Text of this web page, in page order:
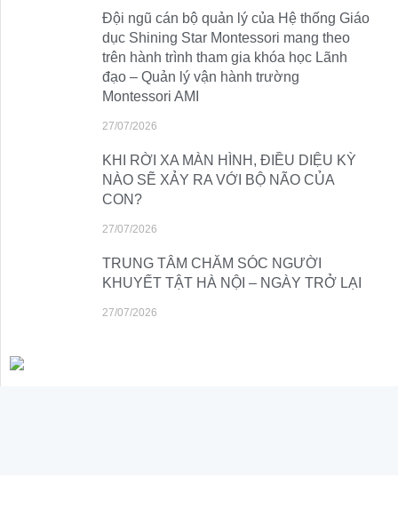
Đội ngũ cán bộ quản lý của Hệ thống Giáo
dục Shining Star Montessori mang theo
trên hành trình tham gia khóa học Lãnh
đạo – Quản lý vận hành trường
Montessori AMI
27/07/2026
KHI RỜI XA MÀN HÌNH, ĐIỀU DIỆU KỲ
NÀO SẼ XẢY RA VỚI BỘ NÃO CỦA
CON?
27/07/2026
TRUNG TÂM CHĂM SÓC NGƯỜI
KHUYẾT TẬT HÀ NỘI – NGÀY TRỞ LẠI
27/07/2026